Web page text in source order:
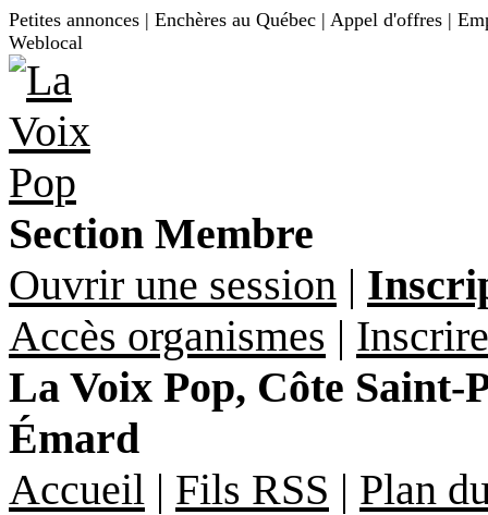
Petites annonces | Enchères au Québec | Appel d'offres |
Weblocal
Section Membre
Ouvrir une session |
Accès organismes |
La Voix Pop, Côte
Émard
Accueil | Fils RSS | Plan